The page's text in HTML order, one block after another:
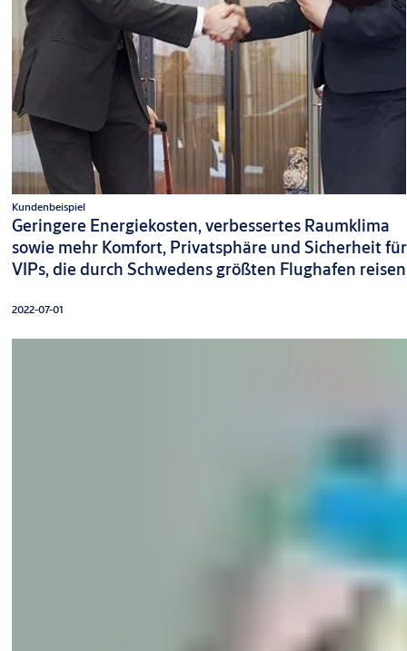
Kundenbeispiel
Geringere Energiekosten, verbessertes Raumklima
sowie mehr Komfort, Privatsphäre und Sicherheit für
VIPs, die durch Schwedens größten Flughafen reisen
2022-07-01